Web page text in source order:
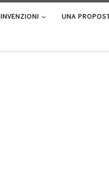
INVENZIONI UNA